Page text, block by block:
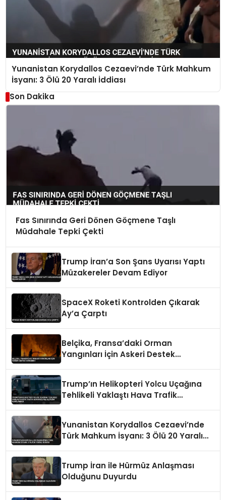
Yunanistan Korydallos Cezaevi’nde Türk Mahkum
İsyanı: 3 Ölü 20 Yaralı İddiası
Son Dakika
Fas Sınırında Geri Dönen Göçmene Taşlı
Müdahale Tepki Çekti
Trump İran’a Son Şans Uyarısı Yaptı
Müzakereler Devam Ediyor
SpaceX Roketi Kontrolden Çıkarak
Ay’a Çarptı
Belçika, Fransa’daki Orman
Yangınları İçin Askeri Destek
Trump’ın Helikopteri Yolcu Uçağına
Tehlikeli Yaklaştı Hava Trafik
Yunanistan Korydallos Cezaevi’nde
Türk Mahkum İsyanı: 3 Ölü 20 Yaralı
Trump İran ile Hürmüz Anlaşması
Olduğunu Duyurdu